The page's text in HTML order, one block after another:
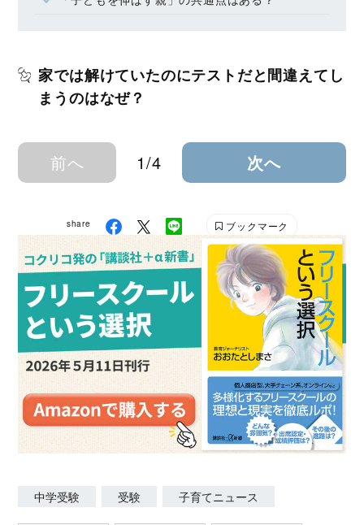
家では解けていたのにテストだと間違えてし
まうのはなぜ？
前へ 1/4 次へ
share ブックマーク
中学受験 受験 子育てニュース